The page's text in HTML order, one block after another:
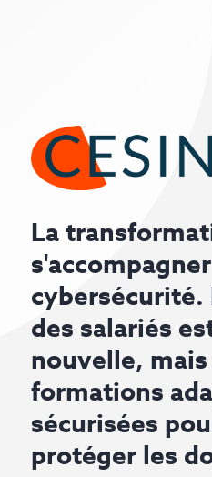
La
cybersécurité.
des salariés
nouvelle,
formations
sécurisées
protéger les